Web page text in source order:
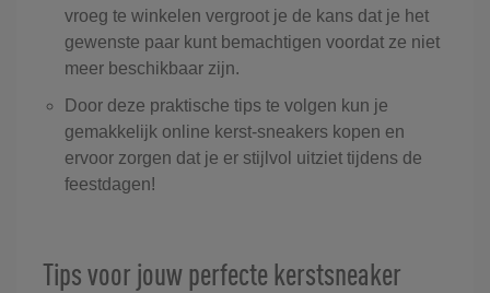
vroeg te winkelen vergroot je de kans dat je het
gewenste paar kunt bemachtigen voordat ze niet
meer beschikbaar zijn.
Door deze praktische tips te volgen kun je
gemakkelijk online kerst-sneakers kopen en
ervoor zorgen dat je er stijlvol uitziet tijdens de
feestdagen!
Tips voor jouw perfecte kerstsneaker